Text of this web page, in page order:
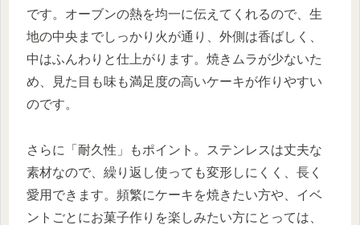
です。オーブンの熱を均一に伝えてくれるので、生
地の中央までしっかり火が通り、外側は香ばしく、
中はふんわりと仕上がります。焼きムラが少ないた
め、見た目も味も満足度の高いケーキが作りやすい
のです。
さらに「耐久性」もポイント。ステンレスは丈夫な
素材なので、繰り返し使っても変形しにくく、長く
愛用できます。頻繁にケーキを焼きたい方や、イベ
ントごとにお菓子作りを楽しみたい方にとっては、